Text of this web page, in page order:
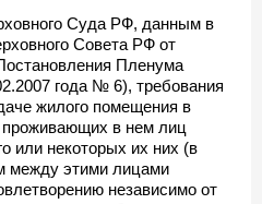
Суда РФ, данным в
Совета РФ от
Пленума
года № 6), требования
жилого помещения в
в нем лиц
или некоторых их них (в
между этими лицами
независимо от